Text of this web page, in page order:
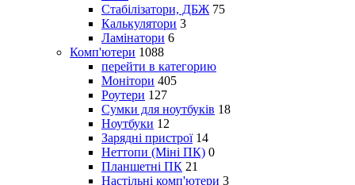
Стабілізатори, ДБЖ 75
Калькулятори 3
Ламінатори 6
Комп'ютери 1088
перейти в категорию
Монітори 405
Роутери 127
Сумки для ноутбуків 18
Ноутбуки 12
Зарядні пристрої 14
Неттопи (Міні ПК) 0
Планшетні ПК 21
Настільні комп'ютери 3